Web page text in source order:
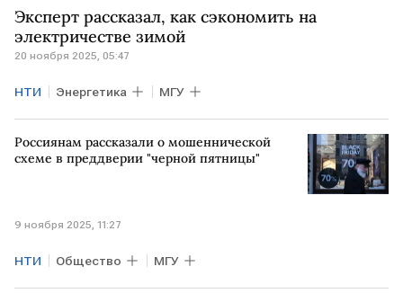
Эксперт рассказал, как сэкономить на
электричестве зимой
20 ноября 2025, 05:47
НТИ Энергетика МГУ
Россиянам рассказали о мошеннической
схеме в преддверии "черной пятницы"
9 ноября 2025, 11:27
НТИ Общество МГУ